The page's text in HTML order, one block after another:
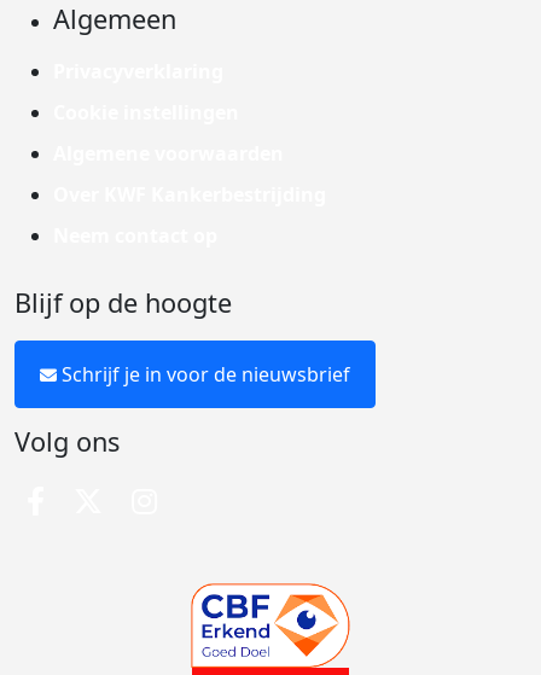
Algemeen
Blijf op de hoogte
Schrijf je in voor de nieuwsbrief
Volg ons